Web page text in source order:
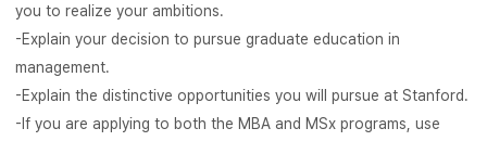
you to realize your ambitions.
-Explain your decision to pursue graduate education in
management.
-Explain the distinctive opportunities you will pursue at Stanford.
-If you are applying to both the MBA and MSx programs, use